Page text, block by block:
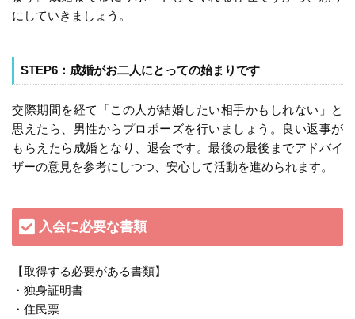
にしていきましょう。
STEP6：成婚がお二人にとっての始まりです
交際期間を経て「この人が結婚したい相手かもしれない」と
思えたら、男性からプロポーズを行いましょう。良い返事が
もらえたら成婚となり、退会です。最後の最後までアドバイ
ザーの意見を参考にしつつ、安心して活動を進められます。
入会に必要な書類
【取得する必要がある書類】
・独身証明書
・住民票